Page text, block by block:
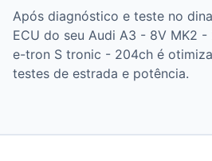
Após diagnóstico e teste no
ECU do seu Audi A3 - 8V MK2 -
e-tron S tronic - 204ch é
testes de estrada e potência.